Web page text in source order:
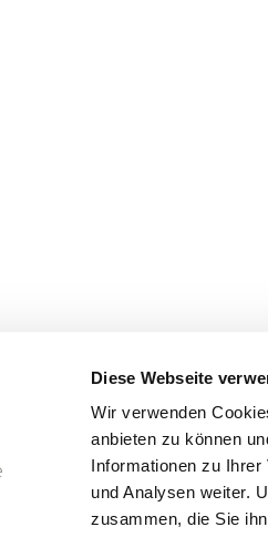
Diese Webseite
Wir verwenden
anbieten zu können
Informationen zu
und Analysen weiter.
zusammen, die Sie